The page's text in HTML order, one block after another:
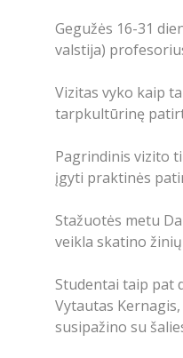
Gegužės 16-31
valstija)
Vizitas vyko kaip
tarpkultūrinę
Pagrindinis vizito
įgyti praktinės
Stažuotės metu
veikla skatino
Studentai taip pat
Vytautas
susipažino su